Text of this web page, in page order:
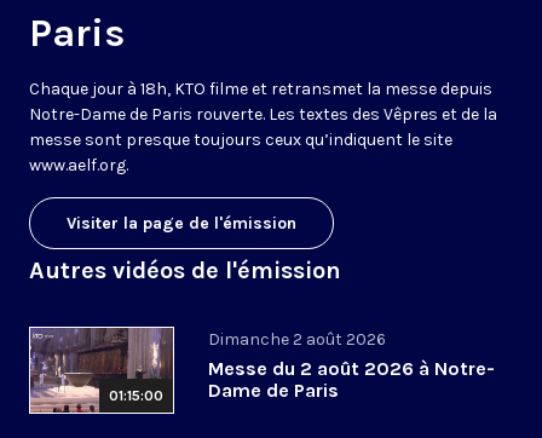
Paris
Chaque jour à 18h, KTO filme et retransmet la messe depuis
Notre-Dame de Paris rouverte. Les textes des Vêpres et de la
messe sont presque toujours ceux qu’indiquent le site
www.aelf.org.
Visiter la page de l'émission
Autres vidéos de l'émission
01:15:00
Dimanche 2 août 2026
Messe du 2 août 2026 à Notre-
Dame de Paris